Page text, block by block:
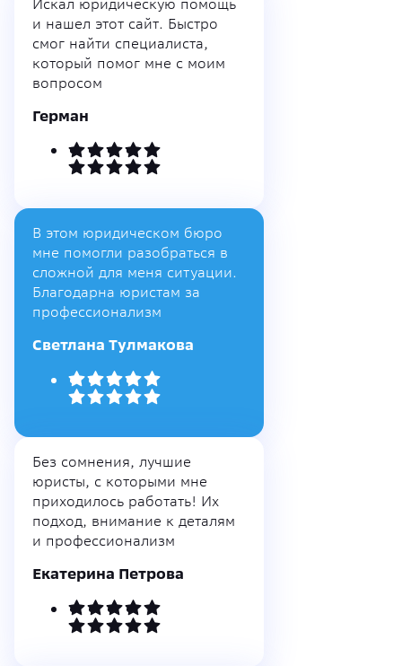
и нашел этот сайт. Быстро
смог найти специалиста,
который помог мне с моим
вопросом
Герман
В этом юридическом бюро
мне помогли разобраться в
сложной для меня ситуации.
Благодарна юристам за
профессионализм
Светлана Тулмакова
Без сомнения, лучшие
юристы, с которыми мне
приходилось работать! Их
подход, внимание к деталям
и профессионализм
Екатерина Петрова